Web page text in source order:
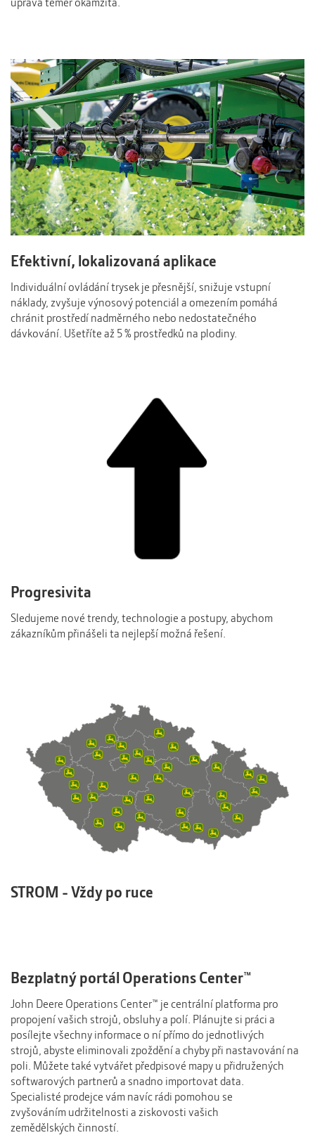
Efektivní, lokalizovaná aplikace
Individuální ovládání trysek je přesnější, snižuje vstupní
náklady, zvyšuje výnosový potenciál a omezením pomáhá
chránit prostředí nadměrného nebo nedostatečného
dávkování. Ušetříte až 5 % prostředků na plodiny.
Progresivita
Sledujeme nové trendy, technologie a postupy, abychom
zákazníkům přinášeli ta nejlepší možná řešení.
STROM - Vždy po ruce
Bezplatný portál Operations Center™
John Deere Operations Center™ je centrální platforma pro
propojení vašich strojů, obsluhy a polí. Plánujte si práci a
posílejte všechny informace o ní přímo do jednotlivých
strojů, abyste eliminovali zpoždění a chyby při nastavování na
poli. Můžete také vytvářet předpisové mapy u přidružených
softwarových partnerů a snadno importovat data.
Specialisté prodejce vám navíc rádi pomohou se
zvyšováním udržitelnosti a ziskovosti vašich
zemědělských činností.